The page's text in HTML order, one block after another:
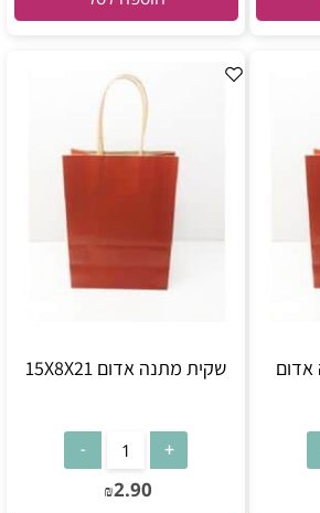
אדום
שקית מתנה אדום 15X8X21
₪2.90